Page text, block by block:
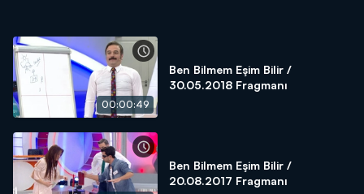
00:00:49
Ben Bilmem Eşim Bilir /
30.05.2018 Fragmanı
Ben Bilmem Eşim Bilir /
20.08.2017 Fragmanı